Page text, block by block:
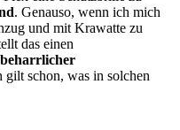
. Genauso, wenn ich mich
und mit Krawatte zu
das einen
beharrlicher
gilt schon, was in solchen